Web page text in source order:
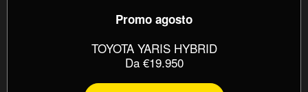
Promo agosto
TOYOTA YARIS HYBRID
Da €19.950